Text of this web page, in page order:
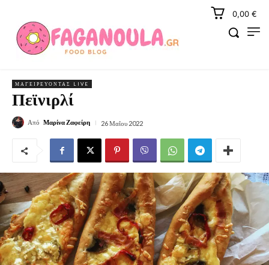
0,00 €
ΜΑΓΕΙΡΕΎΟΝΤΑΣ LIVE
Πεϊνιρλί
Από Μαρίνα Ζαφείρη 26 Μαΐου 2022